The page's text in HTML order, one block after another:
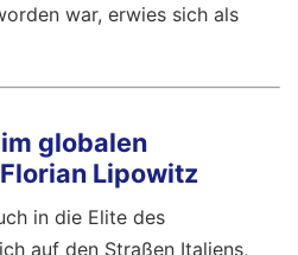
war, erwies sich als
globalen
Lipowitz
in die Elite des
auf den Straßen Italiens,